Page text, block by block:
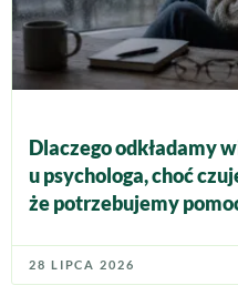
Dlaczego odkładamy
u psychologa, choć
że potrzebujemy
28 LIPCA 2026